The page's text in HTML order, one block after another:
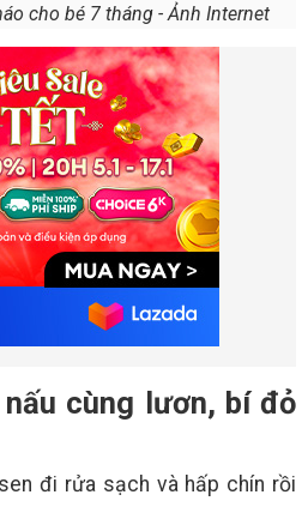
cho bé 7 tháng - Ảnh Internet
cùng lươn, bí đỏ
đi rửa sạch và hấp chín rồi